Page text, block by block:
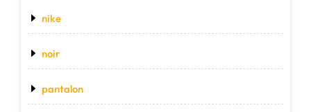
nike
noir
pantalon